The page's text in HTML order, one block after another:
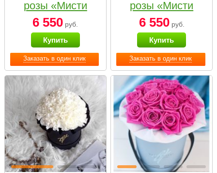
Заказать в один клик
розы «Мисти
бабблс» в белой
коробке Small
6 550 руб.
Купить
Заказать в один клик
розы «Мисти
бабблс» в
черной коробке
Small
6 550руб.
Купить